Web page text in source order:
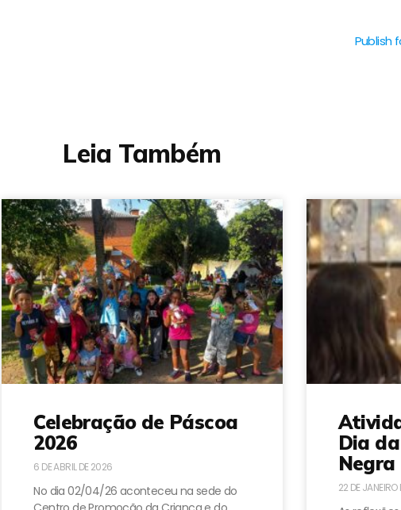
Publish
Leia Também
Celebração de Páscoa
2026
6 DE ABRIL DE 2026
No dia 02/04/26 aconteceu na sede do
Dia
Negra
22 DE